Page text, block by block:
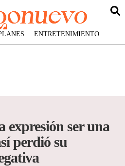
ENTRETENIMIENTO
expresión ser una
perdió su